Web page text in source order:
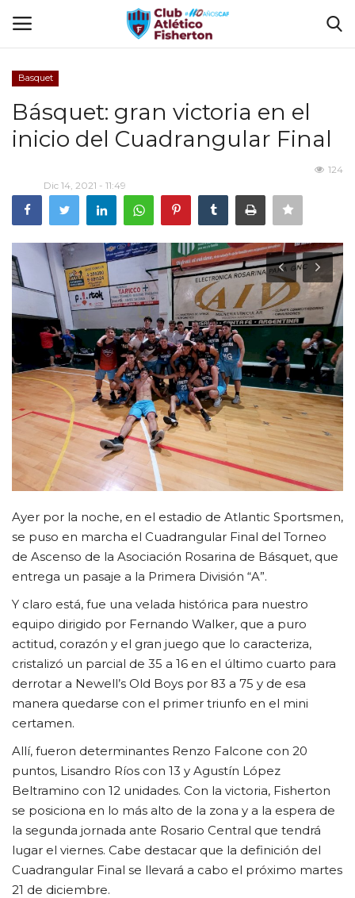
Home
El Club
Disciplinas
Tienda CAF
Sede Virtual
FUTBOL INTERNO 2025
CLUB DE BENEFICIOS
Contacto
Basquet
Básquet: gran victoria en el
inicio del Cuadrangular Final
Dic 14, 2021 - 11:49
124
Ayer por la noche, en el estadio de Atlantic Sportsmen,
se puso en marcha el Cuadrangular Final del Torneo
de Ascenso de la Asociación Rosarina de Básquet, que
entrega un pasaje a la Primera División “A”.
Y claro está, fue una velada histórica para nuestro
equipo dirigido por Fernando Walker, que a puro
actitud, corazón y el gran juego que lo caracteriza,
cristalizó un parcial de 35 a 16 en el último cuarto para
derrotar a Newell’s Old Boys por 83 a 75 y de esa
manera quedarse con el primer triunfo en el mini
certamen.
Allí, fueron determinantes Renzo Falcone con 20
puntos, Lisandro Ríos con 13 y Agustín López
Beltramino con 12 unidades. Con la victoria, Fisherton
se posiciona en lo más alto de la zona y a la espera de
la segunda jornada ante Rosario Central que tendrá
lugar el viernes. Cabe destacar que la definición del
Cuadrangular Final se llevará a cabo el próximo martes
21 de diciembre.